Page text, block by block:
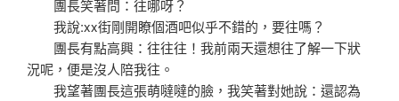
團長笑著問：往哪呀？
我說:xx街剛開瞭個酒吧似乎不錯的，要往嗎？
團長有點高興：往往往！我前兩天還想往了解一下狀
況呢，便是沒人陪我往。
我望著團長這張萌噠噠的臉，我笑著對她說：還認為